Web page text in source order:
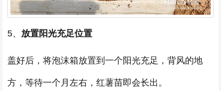
5、 放置阳光充足位置
盖好后，将泡沫箱放置到一个阳光充足，背风的地
方，等待一个月左右，红薯苗即会长出。